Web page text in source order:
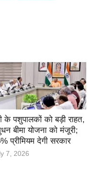
के पशुपालकों को बड़ी राहत,
बीमा योजना को मंजूरी;
प्रीमियम देगी सरकार
7, 2026